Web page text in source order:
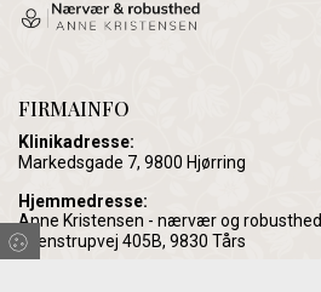
FIRMAINFO
Klinikadresse:
Markedsgade 7, 9800 Hjørring
Hjemmedresse:
Anne Kristensen - nærvær og robusthed
Svenstrupvej 405B, 9830 Tårs